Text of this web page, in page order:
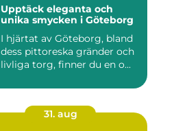
Upptäck eleganta och
unika smycken i Göteborg
I hjärtat av Göteborg, bland
dess pittoreska gränder och
livliga torg, finner du en o...
31. aug